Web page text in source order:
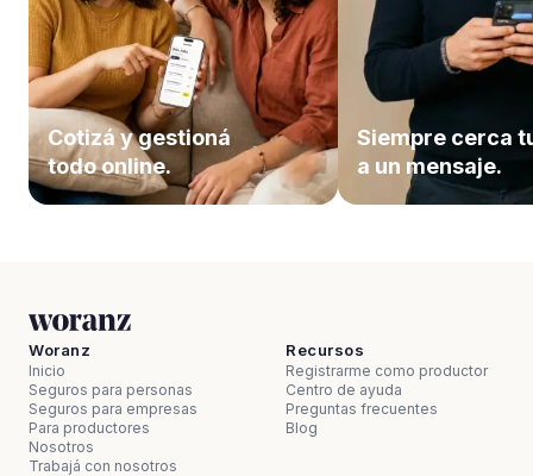
Cotizá y gestioná
todo online.
Siempre cerca
a un mensaje.
Woranz
Inicio
Seguros para personas
Seguros para empresas
Para productores
Nosotros
Trabajá con nosotros
Recursos
Registrarme como productor
Centro de ayuda
Preguntas frecuentes
Blog